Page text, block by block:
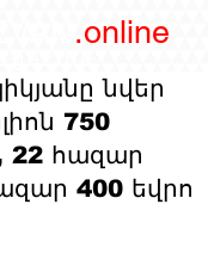
.online
նվեր
750
22 հազար
400 եվրո